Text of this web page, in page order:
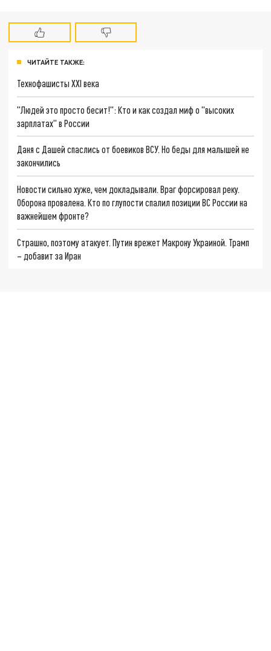
ЧИТАЙТЕ ТАКЖЕ:
Технофашисты XXI века
"Людей это просто бесит!": Кто и как создал миф о "высоких
зарплатах" в России
Даня с Дашей спаслись от боевиков ВСУ. Но беды для малышей не
закончились
Новости сильно хуже, чем докладывали. Враг форсировал реку.
Оборона провалена. Кто по глупости спалил позиции ВС России на
важнейшем фронте?
Страшно, поэтому атакует. Путин врежет Макрону Украиной. Трамп
– добавит за Иран